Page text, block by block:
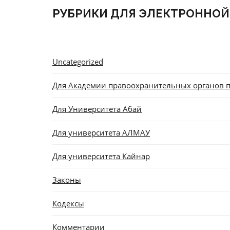
РУБРИКИ ДЛЯ
Uncategorized
Для Академии правоохранительных органов
Для Университета Абай
Для университета АЛМАУ
Для университета Кайнар
Законы
Кодексы
Комментарии